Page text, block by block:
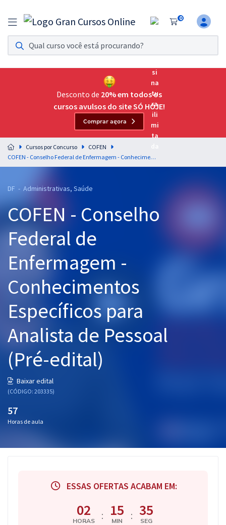
0
Assinatura Ilimitada 11
Acesso a todos os cursos. Teste grátis por 7 dias!
Assinatura OAB Até Passar
Acesso ilimitado a toda preparação para o Exame da
Residências Multiprofissionais
Preparação completa e intensiva para as principais
residências em saúde do Brasil
Cursos 20% OFF
Pós
Graduação
OAB
Questões grátis
Conteúdo gratuito
Blog
Aprovados
Desconto de 20% em todos os
cursos avulsos do site SÓ HOJE!
Comprar agora
Cursos por Concurso
COFEN
COFEN - Conselho Federal de Enfermagem - Conhecimentos Específicos para Analista de Pessoal (Pré-edital)
DF - Administrativas, Saúde
COFEN - Conselho
Federal de
Enfermagem -
Conhecimentos
Específicos para
Analista de Pessoal
(Pré-edital)
Baixar edital
(CÓDIGO: 203335)
57
Horas de aula
ESSAS OFERTAS ACABAM EM:
02
HORAS : 15
MIN : 34
SEG